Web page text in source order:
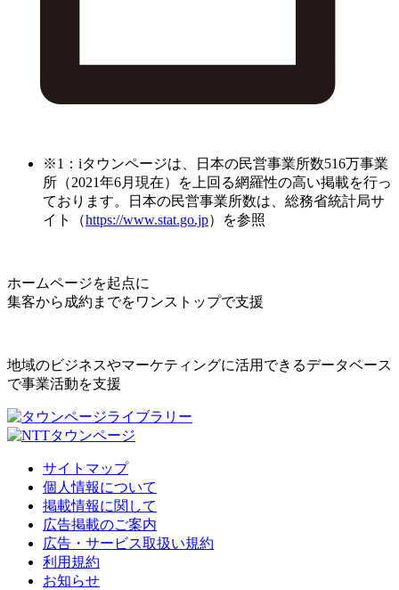
※1：iタウンページは、日本の民営事業所数516万事業
所（2021年6月現在）を上回る網羅性の高い掲載を行っ
ております。日本の民営事業所数は、総務省統計局サ
イト（https://www.stat.go.jp）を参照
ホームページを起点に
集客から成約までをワンストップで支援
地域のビジネスやマーケティングに活用できるデータベース
で事業活動を支援
サイトマップ
個人情報について
掲載情報に関して
広告掲載のご案内
広告・サービス取扱い規約
利用規約
お知らせ